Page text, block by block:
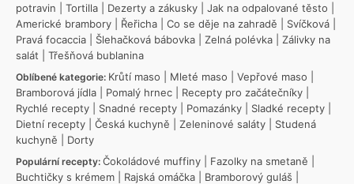
potravin
Tortilla Dezerty a zákusky Jak na odpalované těsto
Americké brambory
Řeřicha Co se děje na zahradě Svíčková
Pravá focaccia
Šlehačková bábovka Zelná polévka
Zálivky na
salát
Třešňová bublanina
Oblíbené kategorie: Krůtí maso Mleté maso Vepřové maso
Bramborová jídla
Pomalý hrnec Recepty pro začátečníky
Rychlé recepty
Snadné recepty Pomazánky Sladké recepty
Dietní recepty
Česká kuchyně Zeleninové saláty
Studená
kuchyně
Dorty
Populární recepty: Čokoládové muffiny Fazolky na smetaně
Buchtičky s krémem
Rajská omáčka Bramborový guláš